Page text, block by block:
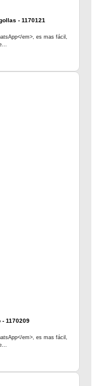
- 1170121
em>, es mas fácil,
1170209
em>, es mas fácil,